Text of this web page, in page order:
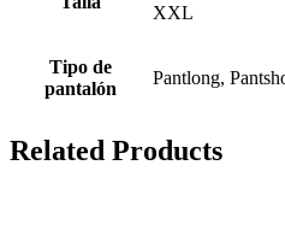
XXL
Tipo de
pantalón
Pantlong,
Related Products